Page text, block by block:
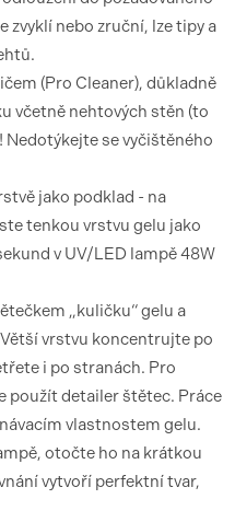
zvyklí nebo zruční, lze tipy a
(Pro Cleaner), důkladně
včetně nehtových stěn (to
se vyčištěného
jako podklad - na
tenkou vrstvu gelu jako
v UV/LED lampě 48W
„kuličku“ gelu a
vrstvu koncentrujte po
i po stranách. Pro
použít detailer štětec. Práce
vlastnostem gelu.
otočte ho na krátkou
vytvoří perfektní tvar,